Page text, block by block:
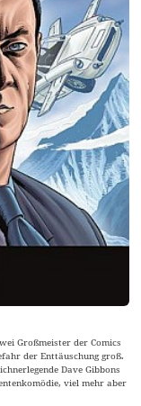
Großmeister der Comics
der Enttäuschung groß.
Dave Gibbons
viel mehr aber